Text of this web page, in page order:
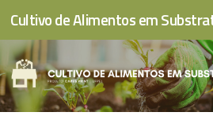
Skip to content